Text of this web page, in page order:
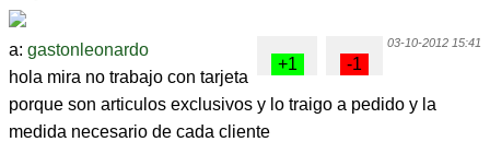
03-10-2012 15:41
a: gastonleonardo
hola mira no trabajo con tarjeta
porque son articulos exclusivos y lo traigo a pedido y la
medida necesario de cada cliente